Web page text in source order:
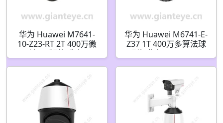
华为 Huawei M7641-
10-Z23-RT 2T 400万微
波AI球型摄像机
华为 Huawei M6741-E-
Z37 1T 400万多算法球
型摄像机 02412024